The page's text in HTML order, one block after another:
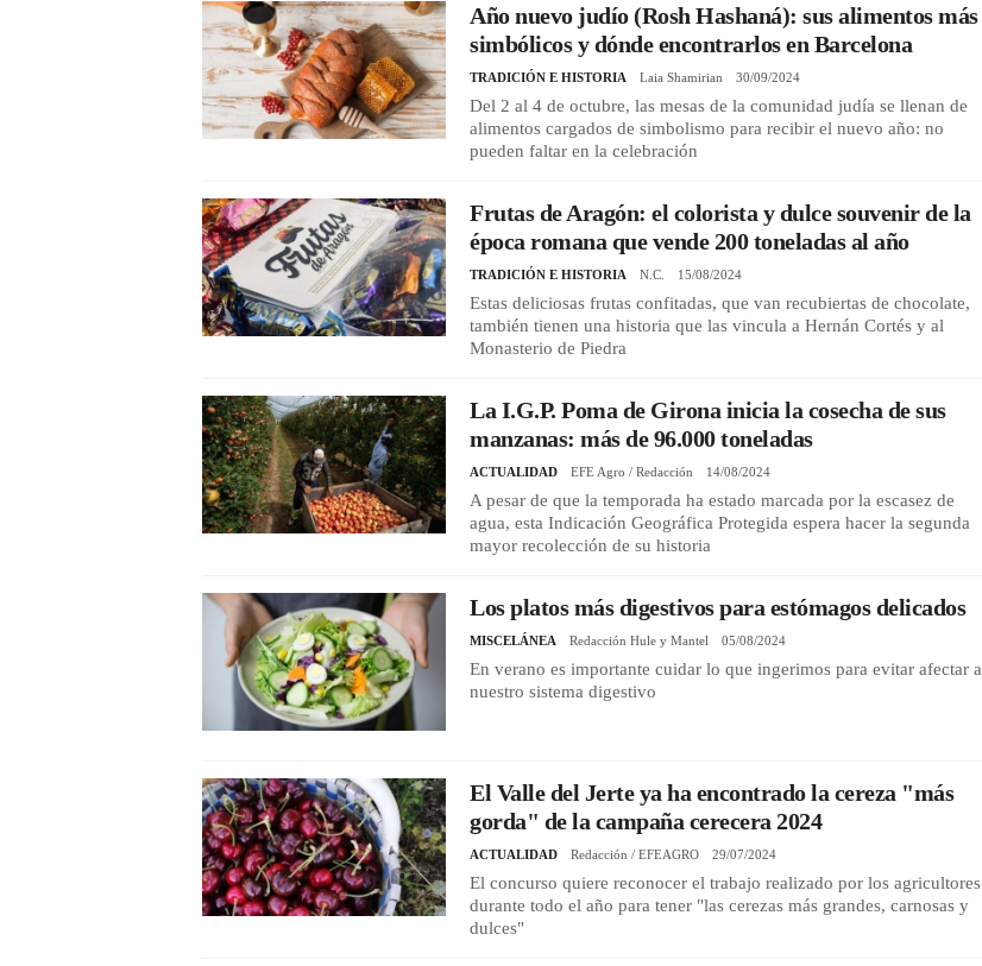
Año nuevo judío (Rosh Hashaná): sus alimentos más
simbólicos y dónde encontrarlos en Barcelona
TRADICIÓN E HISTORIA Laia Shamirian 30/09/2024
Del 2 al 4 de octubre, las mesas de la comunidad judía se llenan de
alimentos cargados de simbolismo para recibir el nuevo año: no
pueden faltar en la celebración
Frutas de Aragón: el colorista y dulce souvenir de la
época romana que vende 200 toneladas al año
TRADICIÓN E HISTORIA N.C. 15/08/2024
Estas deliciosas frutas confitadas, que van recubiertas de chocolate,
también tienen una historia que las vincula a Hernán Cortés y al
Monasterio de Piedra
La I.G.P. Poma de Girona inicia la cosecha de sus
manzanas: más de 96.000 toneladas
ACTUALIDAD EFE Agro / Redacción 14/08/2024
A pesar de que la temporada ha estado marcada por la escasez de
agua, esta Indicación Geográfica Protegida espera hacer la segunda
mayor recolección de su historia
Los platos más digestivos para estómagos delicados
MISCELÁNEA Redacción Hule y Mantel 05/08/2024
En verano es importante cuidar lo que ingerimos para evitar afectar a
nuestro sistema digestivo
El Valle del Jerte ya ha encontrado la cereza "más
gorda" de la campaña cerecera 2024
ACTUALIDAD Redacción / EFEAGRO 29/07/2024
El concurso quiere reconocer el trabajo realizado por los agricultores
durante todo el año para tener "las cerezas más grandes, carnosas y
dulces"